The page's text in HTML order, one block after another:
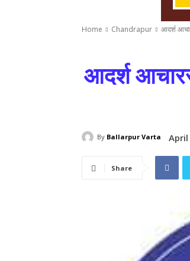
Home Chandrapur आदर्श
आदर्श
By Ballarpur Varta April
Share